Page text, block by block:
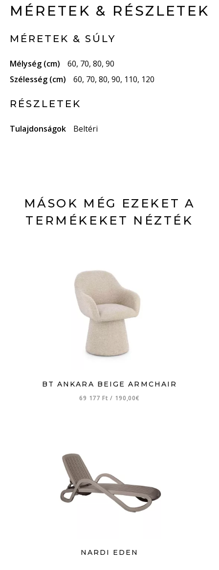
MÉRETEK & RÉSZLETEK
MÉRETEK & SÚLY
Mélység (cm)
60, 70, 80, 90
Szélesség (cm)
60, 70, 80, 90, 110, 120
RÉSZLETEK
Tulajdonságok Beltéri
MÁSOK MÉG EZEKET A
TERMÉKEKET NÉZTÉK
BT ANKARA BEIGE ARMCHAIR
69 177 Ft/ 190,00€
NARDI EDEN